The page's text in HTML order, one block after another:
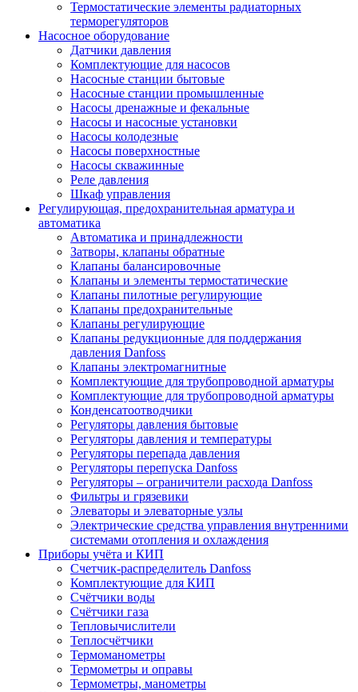
Термостатические элементы радиаторных
терморегуляторов
Насосное оборудование
Датчики давления
Комплектующие для насосов
Насосные станции бытовые
Насосные станции промышленные
Насосы дренажные и фекальные
Насосы и насосные установки
Насосы колодезные
Насосы поверхностные
Насосы скважинные
Реле давления
Шкаф управления
Регулирующая, предохранительная арматура и
автоматика
Автоматика и принадлежности
Затворы, клапаны обратные
Клапаны балансировочные
Клапаны и элементы термостатические
Клапаны пилотные регулирующие
Клапаны предохранительные
Клапаны регулирующие
Клапаны редукционные для поддержания
давления Danfoss
Клапаны электромагнитные
Комплектующие для трубопроводной арматуры
Комплектующие для трубопроводной арматуры
Конденсатоотводчики
Регуляторы давления бытовые
Регуляторы давления и температуры
Регуляторы перепада давления
Регуляторы перепуска Danfoss
Регуляторы – ограничители расхода Danfoss
Фильтры и грязевики
Элеваторы и элеваторные узлы
Электрические средства управления внутренними
системами отопления и охлаждения
Приборы учёта и КИП
Cчетчик-распределитель Danfoss
Комплектующие для КИП
Счётчики воды
Счётчики газа
Тепловычислители
Теплосчётчики
Термоманометры
Термометры и оправы
Термометры, манометры